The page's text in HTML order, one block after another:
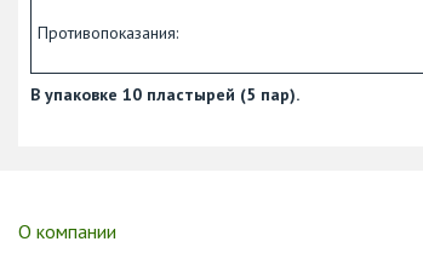
Противопоказания:
В упаковке 10 пластырей (5 пар).
О компании